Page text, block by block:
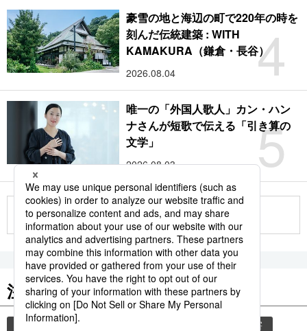
4
豪雪の地と海辺の町で220年の時を
刻んだ伝統建築 : WITH
KAMAKURA（鎌倉・長谷）
2026.08.04
5
唯一の「外国人歌人」カン・ハン
ナさんが短歌で伝える「引き算の
文学」
2026.08.03
もっと見る
注目のキーワード
共同通信ニュース 災害